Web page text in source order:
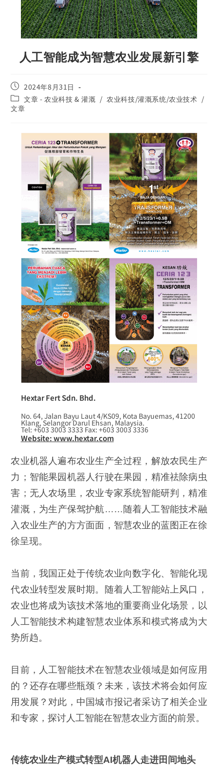
人工智能成为智慧农业发展新引擎
2024年8月31日
文章 - 农业科技 & 灌溉 / 农业科技/灌溉系统/农业技术 /
文章
Hextar Fert Sdn. Bhd.
No. 64, Jalan Bayu Laut 4/KS09, Kota Bayuemas, 41200
Klang, Selangor Darul Ehsan, Malaysia.
Tel: +603 3003 3333 Fax: +603 3003 3336
Website: www.hextar.com
农业机器人遍布农业生产全过程，解放农民生产
力；智能果园机器人行驶在果园，精准祛除病虫
害；无人农场里，农业专家系统智能研判，精准
灌溉，为生产保驾护航……随着人工智能技术融
入农业生产的方方面面，智慧农业的蓝图正在徐
徐呈现。
当前，我国正处于传统农业向数字化、智能化现
代农业转型发展时期。随着人工智能站上风口，
农业也将成为该技术落地的重要商业化场景，以
人工智能技术构建智慧农业体系和模式将成为大
势所趋。
目前，人工智能技术在智慧农业领域是如何应用
的？还存在哪些瓶颈？未来，该技术将会如何应
用发展？对此，中国城市报记者采访了相关企业
和专家，探讨人工智能在智慧农业方面的前景。
传统农业生产模式转型AI机器人走进田间地头